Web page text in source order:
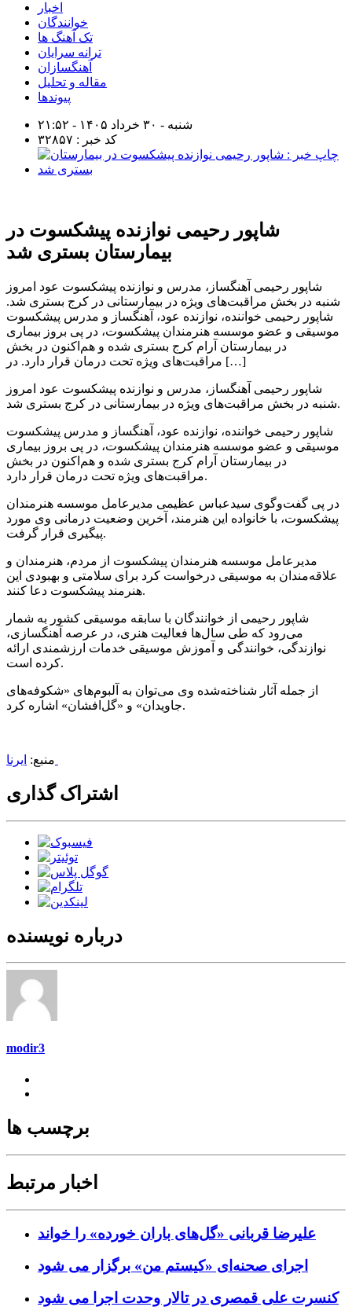
اخبار
خوانندگان
تک آهنگ ها
ترانه سرایان
آهنگسازان
مقاله و تحلیل
پیوندها
شنبه - ۳۰ خرداد ۱۴۰۵ - ۲۱:۵۲
کد خبر : ۳۲۸۵۷
شاپور رحیمی نوازنده پیشکسوت در
بیمارستان بستری شد
شاپور رحیمی آهنگساز، مدرس و نوازنده پیشکسوت عود امروز
شنبه در بخش مراقبت‌های ویژه در بیمارستانی در کرج بستری شد.
شاپور رحیمی خواننده، نوازنده عود، آهنگساز و مدرس پیشکسوت
موسیقی و عضو موسسه هنرمندان پیشکسوت، در پی بروز بیماری
در بیمارستان آرام کرج بستری شده و هم‌اکنون در بخش
مراقبت‌های ویژه تحت درمان قرار دارد. در […]
شاپور رحیمی آهنگساز، مدرس و نوازنده پیشکسوت عود امروز
شنبه در بخش مراقبت‌های ویژه در بیمارستانی در کرج بستری شد.
شاپور رحیمی خواننده، نوازنده عود، آهنگساز و مدرس پیشکسوت
موسیقی و عضو موسسه هنرمندان پیشکسوت، در پی بروز بیماری
در بیمارستان آرام کرج بستری شده و هم‌اکنون در بخش
مراقبت‌های ویژه تحت درمان قرار دارد.
در پی گفت‌وگوی سیدعباس عظیمی مدیرعامل موسسه هنرمندان
پیشکسوت، با خانواده این هنرمند، آخرین وضعیت درمانی وی مورد
پیگیری قرار گرفت.
مدیرعامل موسسه هنرمندان پیشکسوت از مردم، هنرمندان و
علاقه‌مندان به موسیقی درخواست کرد برای سلامتی و بهبودی این
هنرمند پیشکسوت دعا کنند.
شاپور رحیمی از خوانندگان با سابقه موسیقی کشور به شمار
می‌رود که طی سال‌ها فعالیت هنری، در عرصه آهنگسازی،
نوازندگی، خوانندگی و آموزش موسیقی خدمات ارزشمندی ارائه
کرده است.
از جمله آثار شناخته‌شده وی می‌توان به آلبوم‌های «شکوفه‌های
جاویدان» و «گل‌افشان» اشاره کرد.
منبع:
اشتراک گذاری
درباره نویسنده
modir3
برچسب ها
اخبار مرتبط
علیرضا قربانی «گل‌های باران خورده» را خواند
اجرای صحنه‌ای «کیستم من» برگزار می شود
کنسرت علی قمصری در تالار وحدت اجرا می شود